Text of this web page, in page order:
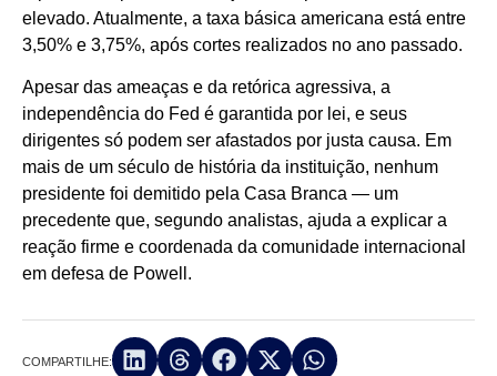
elevado. Atualmente, a taxa básica americana está entre
3,50% e 3,75%, após cortes realizados no ano passado.
Apesar das ameaças e da retórica agressiva, a
independência do Fed é garantida por lei, e seus
dirigentes só podem ser afastados por justa causa. Em
mais de um século de história da instituição, nenhum
presidente foi demitido pela Casa Branca — um
precedente que, segundo analistas, ajuda a explicar a
reação firme e coordenada da comunidade internacional
em defesa de Powell.
COMPARTILHE: